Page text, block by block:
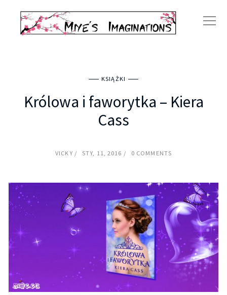
KSIĄŻKI
Królowa i faworytka – Kiera
Cass
VICKY STY, 11, 2016 0 COMMENTS